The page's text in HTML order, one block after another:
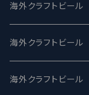
バテレ -VERTERE
2nd Story Ale
ビアへるん - Beer
Modern Times モ
Maui マウイ
Toppling Goliath
海外クラフトビー
UnBarred -アンバ
SAIREN /サイレ
海外クラフトビー
gweilo-鬼佬 グウァ
海外クラフトビール